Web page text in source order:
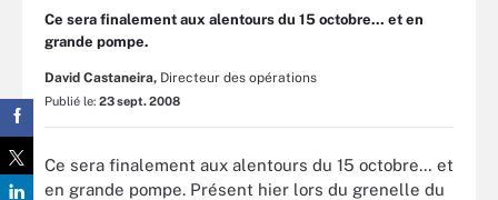
Ce sera finalement aux alentours du 15 octobre… et en
grande pompe.
David Castaneira, Directeur des opérations
Publié le: 23 sept. 2008
Ce sera finalement aux alentours du 15 octobre… et
en grande pompe. Présent hier lors du grenelle du